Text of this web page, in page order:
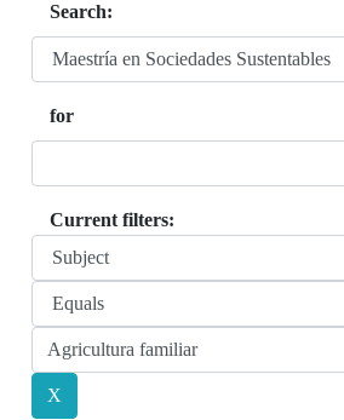
Search:
for
Current filters: